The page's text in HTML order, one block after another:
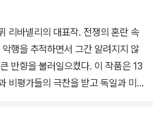
리바넬리의 대표작. 전쟁의 혼란 속
행을 추적하면서 그간 알려지지 않
반향을 불러일으켰다. 이 작품은 13
비평가들의 극찬을 받고 독일과 미국